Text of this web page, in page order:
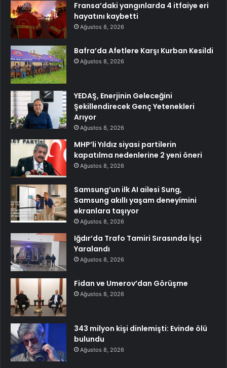
Fransa’daki yangınlarda 4 itfaiye eri
hayatını kaybetti
Ağustos 8, 2026
Bafra’da Afetlere Karşı Kurban Kesildi
Ağustos 8, 2026
YEDAŞ, Enerjinin Geleceğini
Şekillendirecek Genç Yetenekleri
Arıyor
Ağustos 8, 2026
MHP’li Yıldız siyasi partilerin
kapatılma nedenlerine 2 yeni öneri
Ağustos 8, 2026
Samsung’un ilk AI ailesi Sung,
Samsung akıllı yaşam deneyimini
ekranlara taşıyor
Ağustos 8, 2026
Iğdır’da Trafo Tamiri Sırasında İşçi
Yaralandı
Ağustos 8, 2026
Fidan ve Umerov’dan Görüşme
Ağustos 8, 2026
343 milyon kişi dinlemişti: Evinde ölü
bulundu
Ağustos 8, 2026